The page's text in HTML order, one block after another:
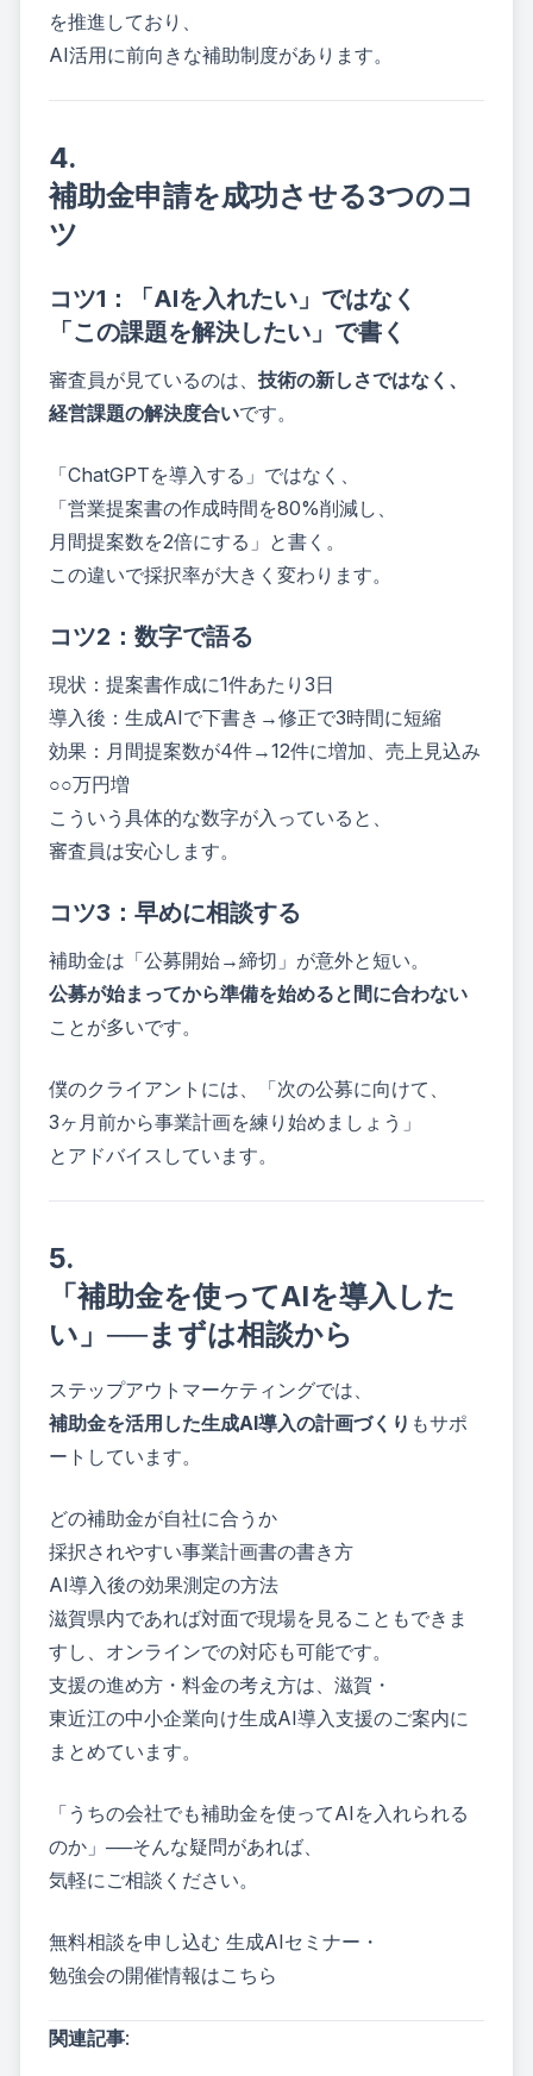
を推進しており、
AI活用に前向きな補助制度があります。
4.
補助金申請を成功させる3つのコ
ツ
コツ1：「AIを入れたい」ではなく
「この課題を解決したい」で書く
審査員が見ているのは、 技術の新しさではなく、
経営課題の解決度合いです。
「ChatGPTを導入する」ではなく、
「営業提案書の作成時間を80%削減し、
月間提案数を2倍にする」と書く。
この違いで採択率が大きく変わります。
コツ2：数字で語る
現状：提案書作成に1件あたり3日
導入後：生成AIで下書き→修正で3時間に短縮
効果：月間提案数が4件→12件に増加、売上見込み
○○万円増
こういう具体的な数字が入っていると、
審査員は安心します。
コツ3：早めに相談する
補助金は「公募開始→締切」が意外と短い。
公募が始まってから準備を始めると間に合わない
ことが多いです。
僕のクライアントには、「次の公募に向けて、
3ヶ月前から事業計画を練り始めましょう」
とアドバイスしています。
5.
「補助金を使ってAIを導入した
い」──まずは相談から
ステップアウトマーケティングでは、
補助金を活用した生成AI導入の計画づくり もサポ
ートしています。
どの補助金が自社に合うか
採択されやすい事業計画書の書き方
AI導入後の効果測定の方法
滋賀県内であれば対面で現場を見ることもできま
すし、オンラインでの対応も可能です。
支援の進め方・料金の考え方は、 滋賀・
東近江の中小企業向け生成AI導入支援のご案内に
まとめています。
「うちの会社でも補助金を使ってAIを入れられる
のか」──そんな疑問があれば、
気軽にご相談ください。
無料相談を申し込む 生成AIセミナー・
勉強会の開催情報はこちら
関連記事: